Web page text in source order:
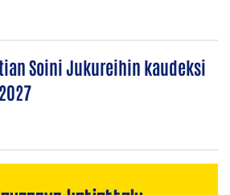
Soini Jukureihin kaudeksi